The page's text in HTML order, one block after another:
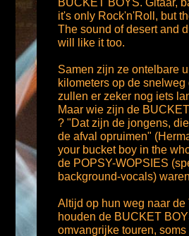
BUCKET BOYS. Gitaar,
it's only Rock'n'Roll, but
The sound of desert and
will like it too.
Samen zijn ze ontelbare
kilometers op de snelweg
zullen er zeker nog iets
Maar wie zijn de
? "Dat zijn de jongens,
de afval opruimen"
your bucket boy in the
de POPSY-WOPSIES
background-vocals)
Altijd op hun weg naar de
houden de BUCKET
omvangrijke touren, soms